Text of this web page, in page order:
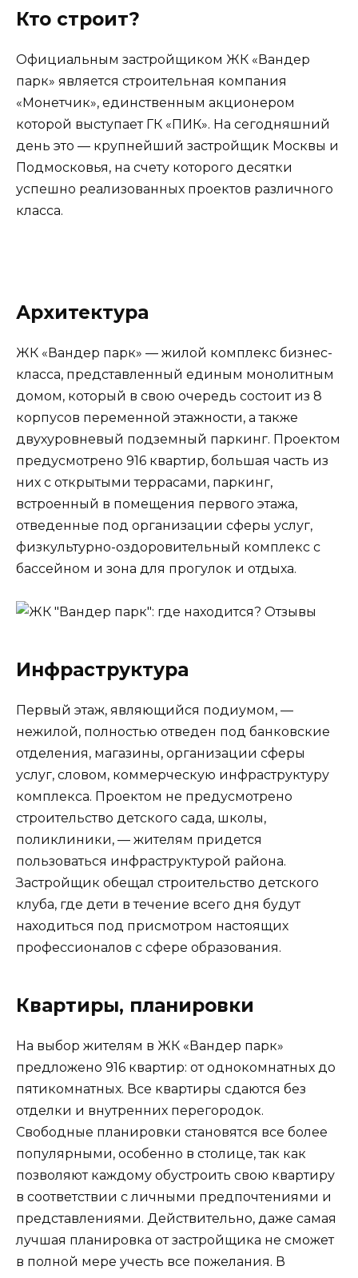
Кто строит?
Официальным застройщиком ЖК «Вандер
парк» является строительная компания
«Монетчик», единственным акционером
которой выступает ГК «ПИК». На сегодняшний
день это — крупнейший застройщик Москвы и
Подмосковья, на счету которого десятки
успешно реализованных проектов различного
класса.
Архитектура
ЖК «Вандер парк» — жилой комплекс бизнес-
класса, представленный единым монолитным
домом, который в свою очередь состоит из 8
корпусов переменной этажности, а также
двухуровневый подземный паркинг. Проектом
предусмотрено 916 квартир, большая часть из
них с открытыми террасами, паркинг,
встроенный в помещения первого этажа,
отведенные под организации сферы услуг,
физкультурно-оздоровительный комплекс с
бассейном и зона для прогулок и отдыха.
Инфраструктура
Первый этаж, являющийся подиумом, —
нежилой, полностью отведен под банковские
отделения, магазины, организации сферы
услуг, словом, коммерческую инфраструктуру
комплекса. Проектом не предусмотрено
строительство детского сада, школы,
поликлиники, — жителям придется
пользоваться инфраструктурой района.
Застройщик обещал строительство детского
клуба, где дети в течение всего дня будут
находиться под присмотром настоящих
профессионалов с сфере образования.
Квартиры, планировки
На выбор жителям в ЖК «Вандер парк»
предложено 916 квартир: от однокомнатных до
пятикомнатных. Все квартиры сдаются без
отделки и внутренних перегородок.
Свободные планировки становятся все более
популярными, особенно в столице, так как
позволяют каждому обустроить свою квартиру
в соответствии с личными предпочтениями и
представлениями. Действительно, даже самая
лучшая планировка от застройщика не сможет
в полной мере учесть все пожелания. В